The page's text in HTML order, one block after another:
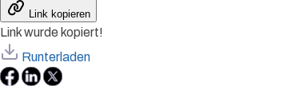
Link kopieren
Link wurde kopiert!
Runterladen